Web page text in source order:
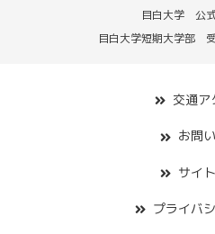
目白大学 公
目白大学短期大学部
交通ア
お問
サイ
プライバ